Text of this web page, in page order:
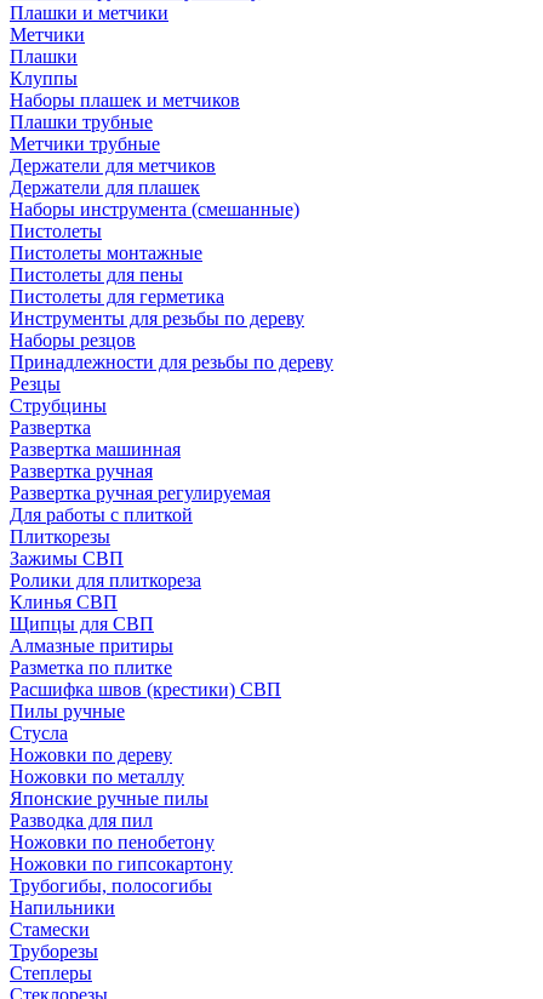
Плашки и метчики
Метчики
Плашки
Клуппы
Наборы плашек и метчиков
Плашки трубные
Метчики трубные
Держатели для метчиков
Держатели для плашек
Наборы инструмента (смешанные)
Пистолеты
Пистолеты монтажные
Пистолеты для пены
Пистолеты для герметика
Инструменты для резьбы по дереву
Наборы резцов
Принадлежности для резьбы по дереву
Резцы
Струбцины
Развертка
Развертка машинная
Развертка ручная
Развертка ручная регулируемая
Для работы с плиткой
Плиткорезы
Зажимы СВП
Ролики для плиткореза
Клинья СВП
Щипцы для СВП
Алмазные притиры
Разметка по плитке
Расшифка швов (крестики) СВП
Пилы ручные
Стусла
Ножовки по дереву
Ножовки по металлу
Японские ручные пилы
Разводка для пил
Ножовки по пенобетону
Ножовки по гипсокартону
Трубогибы, полосогибы
Напильники
Стамески
Труборезы
Степлеры
Стеклорезы